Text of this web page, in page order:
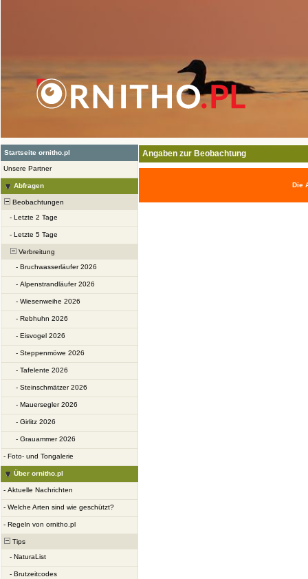
Startseite ornitho.pl
Unsere Partner
Abfragen
Beobachtungen
- Letzte 2 Tage
- Letzte 5 Tage
Verbreitung
- Bruchwasserläufer 2026
- Alpenstrandläufer 2026
- Wiesenweihe 2026
- Rebhuhn 2026
- Eisvogel 2026
- Steppenmöwe 2026
- Tafelente 2026
- Steinschmätzer 2026
- Mauersegler 2026
- Girlitz 2026
- Grauammer 2026
- Foto- und Tongalerie
Über ornitho.pl
- Aktuelle Nachrichten
- Welche Arten sind wie geschützt?
- Regeln von ornitho.pl
Tips
- NaturaList
- Brutzeitcodes
Angaben zur Beobachtung
Die